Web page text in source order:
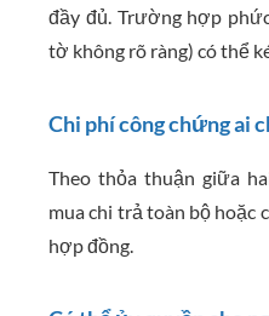
đầy đủ. Trường hợp
tờ không rõ ràng) có thể
Chi phí công chứng ai
Theo thỏa thuận giữa
mua chi trả toàn bộ hoặc
hợp đồng.